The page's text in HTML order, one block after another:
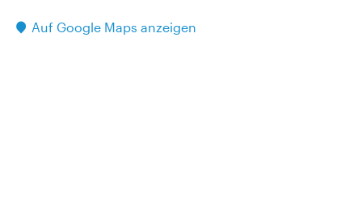
Auf Google Maps anzeigen